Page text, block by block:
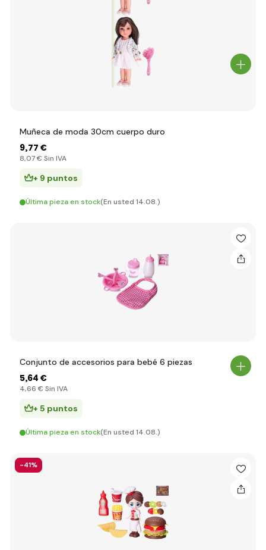
Muñeca de moda 30cm cuerpo duro
9,77 €
8,07 € Sin IVA
+ 9 puntos
Última pieza en stock(En usted 14.08.)
Conjunto de accesorios para bebé 6 piezas
5,64 €
4,66 € Sin IVA
+ 5 puntos
Última pieza en stock(En usted 14.08.)
-41%